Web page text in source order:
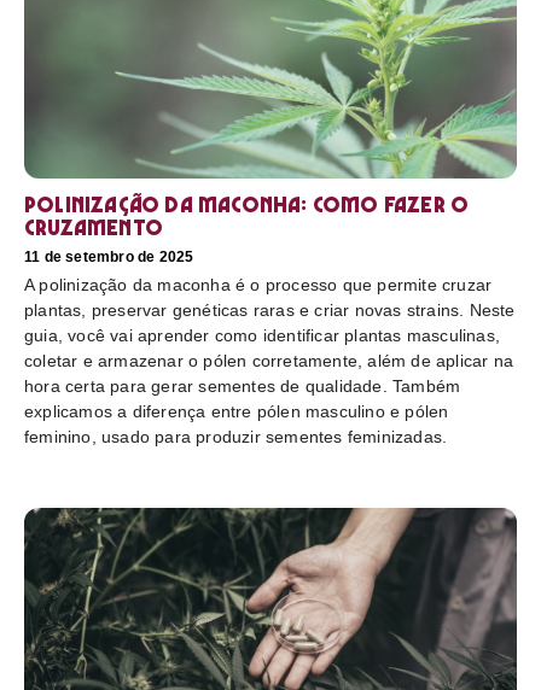
Polinização da maconha: como fazer o
cruzamento
11 de setembro de 2025
A polinização da maconha é o processo que permite cruzar
plantas, preservar genéticas raras e criar novas strains. Neste
guia, você vai aprender como identificar plantas masculinas,
coletar e armazenar o pólen corretamente, além de aplicar na
hora certa para gerar sementes de qualidade. Também
explicamos a diferença entre pólen masculino e pólen
feminino, usado para produzir sementes feminizadas.